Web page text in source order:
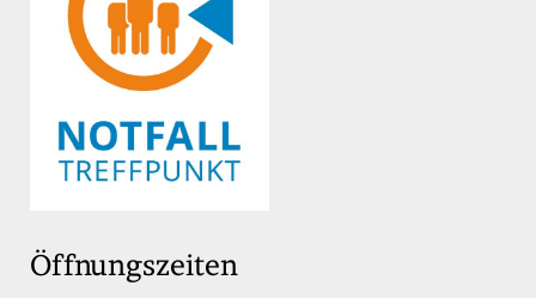
Öffnungszeiten